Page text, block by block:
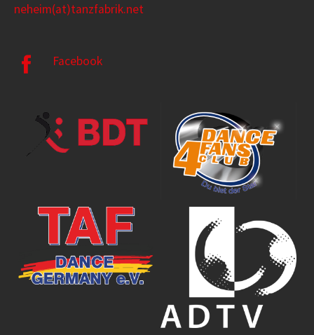
neheim(at)tanzfabrik.net
Facebook